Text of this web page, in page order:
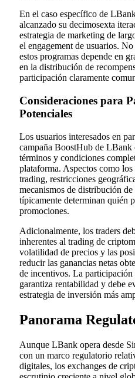
En el caso específico de
alcanzado su decimosexta
estrategia de marketing de
el engagement de usuarios.
estos programas depende en
en la distribución de
participación claramente
Consideraciones para
Potenciales
Los usuarios interesados en
campaña BoostHub de
términos y condiciones
plataforma. Aspectos como
trading, restricciones
mecanismos de distribución
típicamente determinan quién
promociones.
Adicionalmente, los traders
inherentes al trading de
volatilidad de precios y las
reducir las ganancias netas
de incentivos. La participación
garantiza rentabilidad y debe
estrategia de inversión más
Panorama
Aunque LBank opera desde
con un marco regulatorio
digitales, los exchanges de